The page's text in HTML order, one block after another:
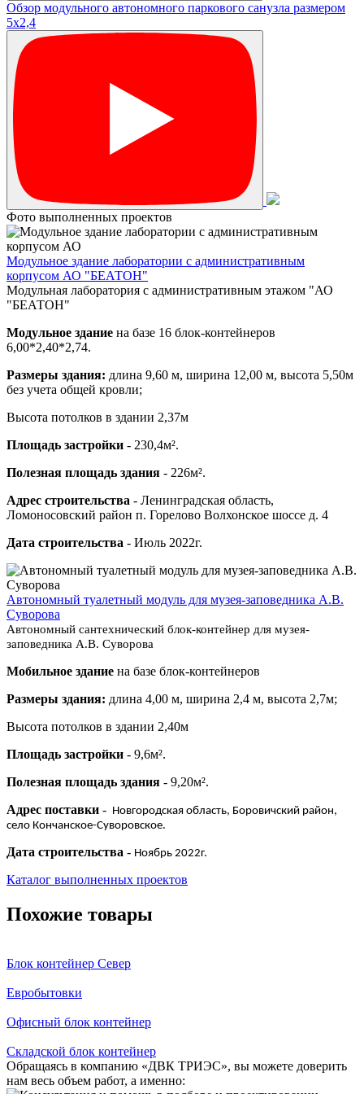
Обзор модульного автономного паркового санузла размером
5х2,4
Фото выполненных проектов
Модульное здание лаборатории с административным
корпусом АО "БЕАТОН"
Модульная лаборатория с административным этажом "АО
"БЕАТОН"
Модульное здание на базе 16 блок-контейнеров
6,00*2,40*2,74.
Размеры здания: длина 9,60 м, ширина 12,00 м, высота 5,50м
без учета общей кровли;
Высота потолков в здании 2,37м
Площадь застройки - 230,4м².
Полезная площадь здания - 226м².
Адрес строительства - Ленинградская область,
Ломоносовский район п. Горелово Волхонское шоссе д. 4
Дата строительства - Июль 2022г.
Автономный туалетный модуль для музея-заповедника А.В.
Суворова
Автономный сантехнический блок-контейнер для музея-
заповедника А.В. Суворова
Мобильное здание на базе блок-контейнеров
Размеры здания: длина 4,00 м, ширина 2,4 м, высота 2,7м;
Высота потолков в здании 2,40м
Площадь застройки - 9,6м².
Полезная площадь здания - 9,20м².
Адрес поставки - Новгородская область, Боровичский район,
село Кончанское-Суворовское.
Дата строительства - Ноябрь 2022г.
Каталог выполненных проектов
Похожие товары
Блок контейнер Север
Евробытовки
Офисный блок контейнер
Складской блок контейнер
Обращаясь в компанию «ДВК ТРИЭС», вы можете доверить
нам весь объем работ, а именно: